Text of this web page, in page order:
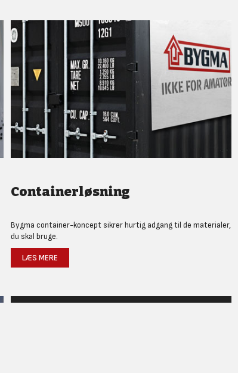
Containerløsning
Bygma container-koncept sikrer hurtig adgang til de materialer,
du skal bruge.
LÆS MERE